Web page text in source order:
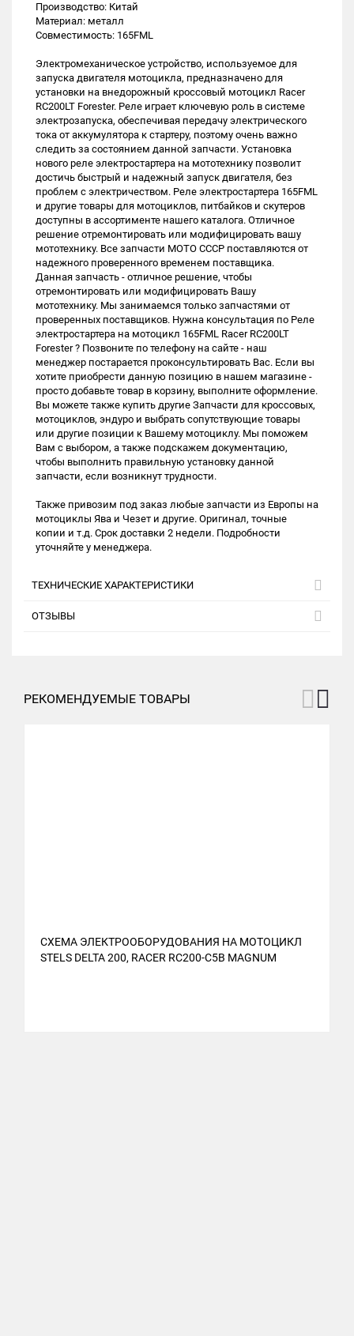
Производство: Китай
Материал: металл
Совместимость: 165FML
Электромеханическое устройство, используемое для
запуска двигателя мотоцикла, предназначено для
установки на внедорожный кроссовый мотоцикл Racer
RC200LT Forester. Реле играет ключевую роль в системе
электрозапуска, обеспечивая передачу электрического
тока от аккумулятора к стартеру, поэтому очень важно
следить за состоянием данной запчасти. Установка
нового реле электростартера на мототехнику позволит
достичь быстрый и надежный запуск двигателя, без
проблем с электричеством. Реле электростартера 165FML
и другие товары для мотоциклов, питбайков и скутеров
доступны в ассортименте нашего каталога. Отличное
решение отремонтировать или модифицировать вашу
мототехнику. Все запчасти МОТО СССР поставляются от
надежного проверенного временем поставщика.
Данная запчасть - отличное решение, чтобы
отремонтировать или модифицировать Вашу
мототехнику. Мы занимаемся только запчастями от
проверенных поставщиков. Нужна консультация по Реле
электростартера на мотоцикл 165FML Racer RC200LT
Forester ? Позвоните по телефону на сайте - наш
менеджер постарается проконсультировать Вас. Если вы
хотите приобрести данную позицию в нашем магазине -
просто добавьте товар в корзину, выполните оформление.
Вы можете также купить другие Запчасти для кроссовых,
мотоциклов, эндуро и выбрать сопутствующие товары
или другие позиции к Вашему мотоциклу. Мы поможем
Вам с выбором, а также подскажем документацию,
чтобы выполнить правильную установку данной
запчасти, если возникнут трудности.
Также привозим под заказ любые запчасти из Европы на
мотоциклы Ява и Чезет и другие. Оригинал, точные
копии и т.д. Срок доставки 2 недели. Подробности
уточняйте у менеджера.
ТЕХНИЧЕСКИЕ ХАРАКТЕРИСТИКИ
ОТЗЫВЫ
РЕКОМЕНДУЕМЫЕ ТОВАРЫ
СХЕМА ЭЛЕКТРООБОРУДОВАНИЯ НА МОТОЦИКЛ
STELS DELTA 200, RACER RC200-C5B MAGNUM